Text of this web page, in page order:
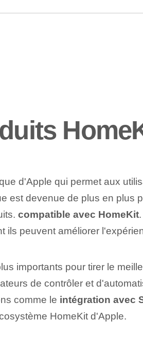
d'Apple qui permet aux
est devenue de plus en plus
compatible avec HomeKit
ils peuvent améliorer
importants pour tirer le
de contrôler et
comme le⁣ intégration avec
HomeKit d'Apple.